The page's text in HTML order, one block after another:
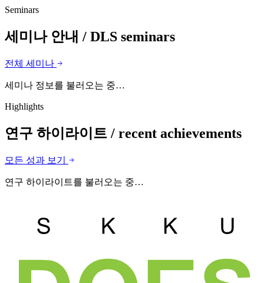
Seminars
세미나 안내 / DLS seminars
전체 세미나
세미나 정보를 불러오는 중…
Highlights
연구 하이라이트 / recent achievements
모든 성과 보기
연구 하이라이트를 불러오는 중…